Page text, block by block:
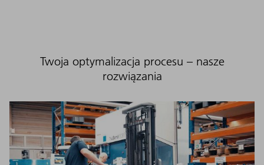
Twoja optymalizacja procesu – nasze
rozwiązania